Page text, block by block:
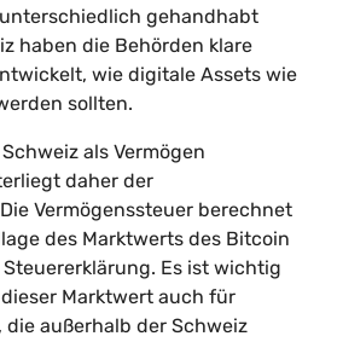
gehandhabt
haben die Behörden klare
wie digitale Assets wie
sollten.
als Vermögen
daher der
Vermögenssteuer berechnet
des Marktwerts des Bitcoin
Es ist wichtig
Marktwert auch für
außerhalb der Schweiz